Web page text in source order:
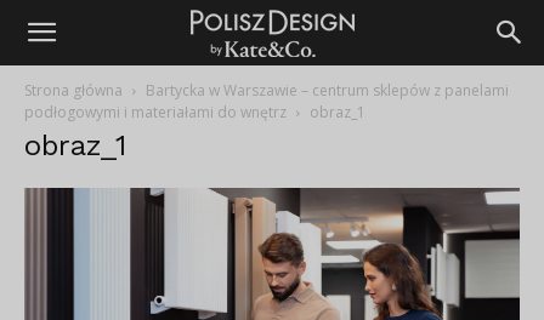
Strona główna
Bartycka w Warszawie – centrum sklepów z panelami
podłogowymi i materiałami do wnętrz
obraz_1
obraz_1